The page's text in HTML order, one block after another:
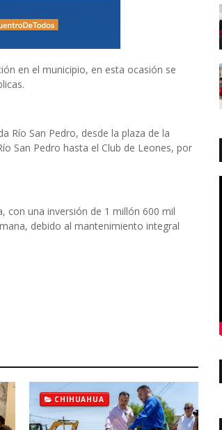
en el municipio, en esta ocasión se
Río San Pedro, desde la plaza de la
San Pedro hasta el Club de Leones, por
con una inversión de 1 millón 600 mil
debido al mantenimiento integral
CHIHUAHUA